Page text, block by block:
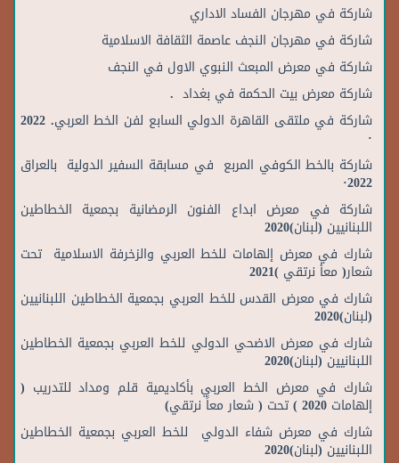
شاركة في مهرجان الفساد الاداري
شاركة في مهرجان النجف عاصمة الثقافة الاسلامية
شاركة في معرض المبعث النبوي الاول في النجف
شاركة معرض بيت الحكمة في بغداد .
شاركة في ملتقى القاھرة الدولي السابع لفن الخط العربي. 2022
·
شاركة بالخط الكوفي المربع في مسابقة السفير الدولية بالعراق
2022·
شاركة في معرض ابداع الفنون الرمضانية بجمعية الخطاطين
اللبنانيين (لبنان)2020
شارك في معرض إلهامات للخط العربي والزخرفة الاسلامية تحت
شعار( معأ نرتقي )2021
شارك في معرض القدس للخط العربي بجمعية الخطاطين اللبنانيين
(لبنان)2020
شارك في معرض الاضحي الدولي للخط العربي بجمعية الخطاطين
اللبنانيين (لبنان)2020
شارك في معرض الخط العربي بأكاديمية قلم ومداد للتدريب (
إلهامات 2020 ) تحت ( شعار معاً نرتقي)
شارك في معرض شفاء الدولي للخط العربي بجمعية الخطاطين
اللبنانيين (لبنان)2020